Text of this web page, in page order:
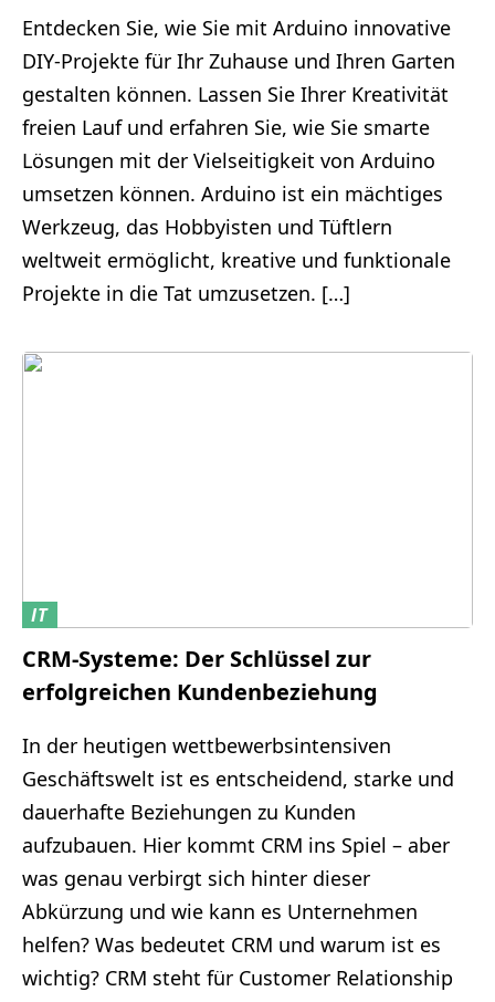
Entdecken Sie, wie Sie mit Arduino innovative
DIY-Projekte für Ihr Zuhause und Ihren Garten
gestalten können. Lassen Sie Ihrer Kreativität
freien Lauf und erfahren Sie, wie Sie smarte
Lösungen mit der Vielseitigkeit von Arduino
umsetzen können. Arduino ist ein mächtiges
Werkzeug, das Hobbyisten und Tüftlern
weltweit ermöglicht, kreative und funktionale
Projekte in die Tat umzusetzen. […]
IT
CRM-Systeme: Der Schlüssel zur
erfolgreichen Kundenbeziehung
In der heutigen wettbewerbsintensiven
Geschäftswelt ist es entscheidend, starke und
dauerhafte Beziehungen zu Kunden
aufzubauen. Hier kommt CRM ins Spiel – aber
was genau verbirgt sich hinter dieser
Abkürzung und wie kann es Unternehmen
helfen? Was bedeutet CRM und warum ist es
wichtig? CRM steht für Customer Relationship